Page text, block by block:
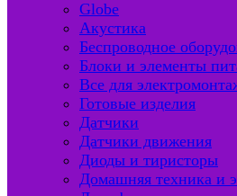
Globe
Акустика
Беспроводное
Блоки и элементы
Все для
Готовые изделия
Датчики
Датчики движения
Диоды и тиристоры
Домашняя техника и